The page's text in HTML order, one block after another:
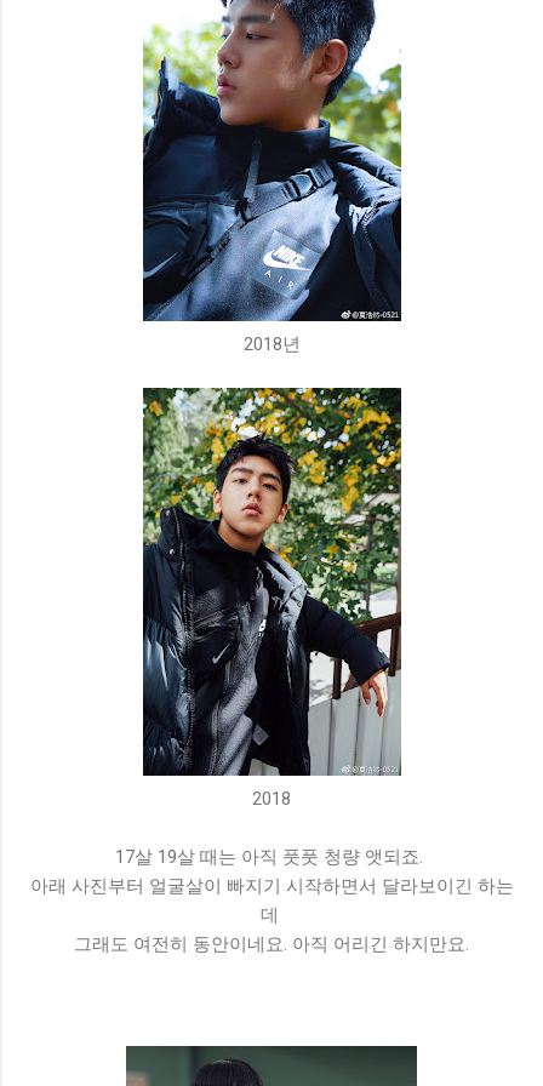
2018년
2018
17살 19살 때는 아직 풋풋 청량 앳되죠.
아래 사진부터 얼굴살이 빠지기 시작하면서 달라보이긴 하는
데
그래도 여전히 동안이네요. 아직 어리긴 하지만요.